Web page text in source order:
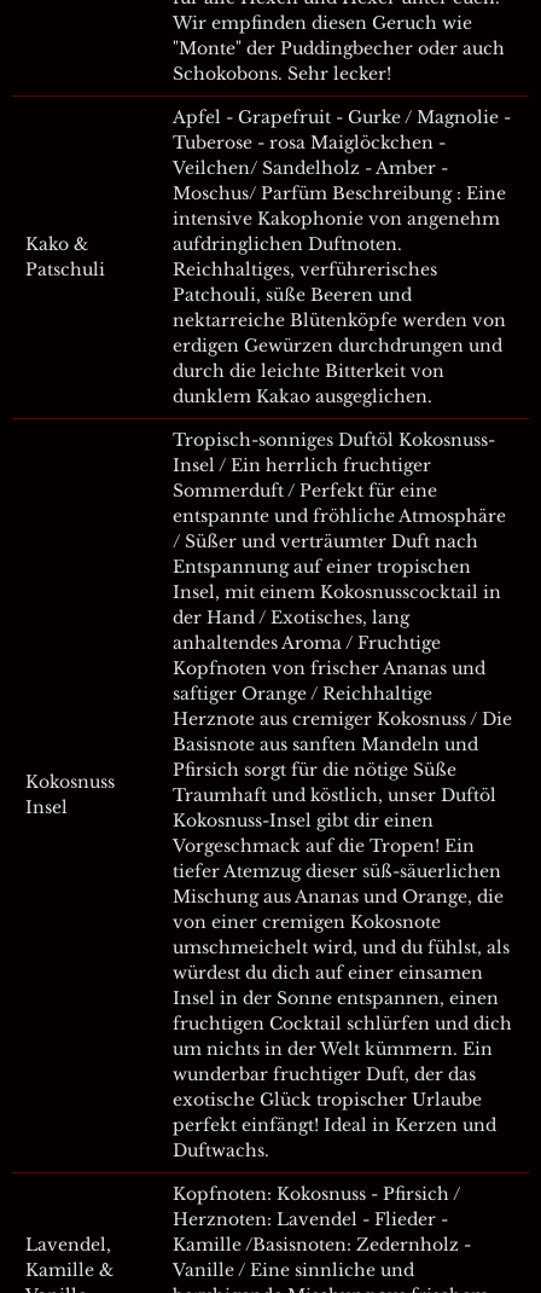
Wir empfinden diesen Geruch wie
"Monte" der Puddingbecher oder auch
Schokobons. Sehr lecker!
Kako &
Patschuli
Apfel - Grapefruit - Gurke / Magnolie -
Tuberose - rosa Maiglöckchen -
Veilchen/ Sandelholz - Amber -
Moschus/ Parfüm Beschreibung : Eine
intensive Kakophonie von angenehm
aufdringlichen Duftnoten.
Reichhaltiges, verführerisches
Patchouli, süße Beeren und
nektarreiche Blütenköpfe werden von
erdigen Gewürzen durchdrungen und
durch die leichte Bitterkeit von
dunklem Kakao ausgeglichen.
Kokosnuss
Insel
Tropisch-sonniges Duftöl Kokosnuss-
Insel / Ein herrlich fruchtiger
Sommerduft / Perfekt für eine
entspannte und fröhliche Atmosphäre
/ Süßer und verträumter Duft nach
Entspannung auf einer tropischen
Insel, mit einem Kokosnusscocktail in
der Hand / Exotisches, lang
anhaltendes Aroma / Fruchtige
Kopfnoten von frischer Ananas und
saftiger Orange / Reichhaltige
Herznote aus cremiger Kokosnuss / Die
Basisnote aus sanften Mandeln und
Pfirsich sorgt für die nötige Süße
Traumhaft und köstlich, unser Duftöl
Kokosnuss-Insel gibt dir einen
Vorgeschmack auf die Tropen! Ein
tiefer Atemzug dieser süß-säuerlichen
Mischung aus Ananas und Orange, die
von einer cremigen Kokosnote
umschmeichelt wird, und du fühlst, als
würdest du dich auf einer einsamen
Insel in der Sonne entspannen, einen
fruchtigen Cocktail schlürfen und dich
um nichts in der Welt kümmern. Ein
wunderbar fruchtiger Duft, der das
exotische Glück tropischer Urlaube
perfekt einfängt! Ideal in Kerzen und
Duftwachs.
Lavendel,
Kamille &
Kopfnoten: Kokosnuss - Pfirsich /
Herznoten: Lavendel - Flieder -
Kamille /Basisnoten: Zedernholz -
Vanille / Eine sinnliche und